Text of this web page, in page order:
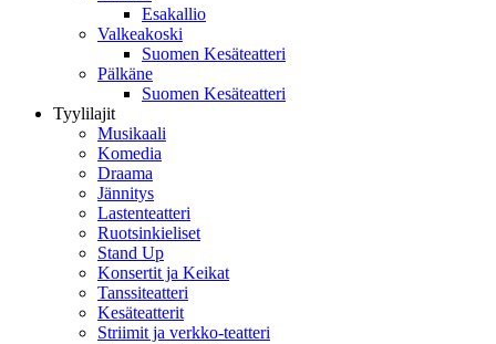
Esakallio
Valkeakoski
Suomen Kesäteatteri
Pälkäne
Suomen Kesäteatteri
Tyylilajit
Musikaali
Komedia
Draama
Jännitys
Lastenteatteri
Ruotsinkieliset
Stand Up
Konsertit ja Keikat
Tanssiteatteri
Kesäteatterit
Striimit ja verkko-teatteri